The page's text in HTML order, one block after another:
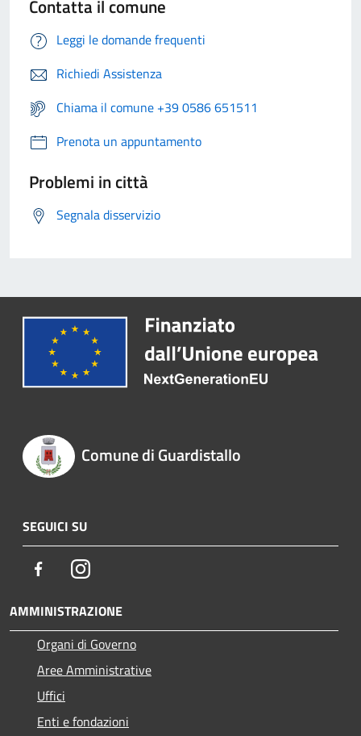
Contatta il comune
Leggi le domande frequenti
Richiedi Assistenza
Chiama il comune +39 0586 651511
Prenota un appuntamento
Problemi in città
Segnala disservizio
Comune di Guardistallo
SEGUICI SU
FacebookInstagram
AMMINISTRAZIONE
Organi di Governo
Aree Amministrative
Uffici
Enti e fondazioni